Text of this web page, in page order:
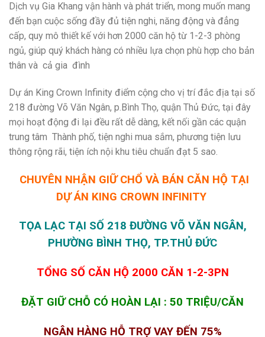
Dịch vụ Gia Khang vận hành và phát triển, mong muốn mang
đến bạn cuộc sống đầy đủ tiện nghi, năng động và đẳng
cấp, quy mô thiết kế với hơn 2000 căn hộ từ 1-2-3 phòng
ngủ, giúp quý khách hàng có nhiều lựa chọn phù hợp cho bản
thân và cả gia đình
Dự án King Crown Infinity điểm cộng cho vị trí đắc địa tại số
218 đường Võ Văn Ngân, p.Bình Thọ, quận Thủ Đức, tại đây
mọi hoạt động đi lại đều rất dễ dàng, kết nối gần các quận
trung tâm Thành phố, tiện nghi mua sắm, phương tiện lưu
thông rộng rãi, tiện ích nội khu tiêu chuẩn đạt 5 sao.
CHUYÊN NHẬN GIỮ CHỔ VÀ BÁN CĂN HỘ TẠI
DỰ ÁN KING CROWN INFINITY
TỌA LẠC TẠI SỐ 218 ĐƯỜNG VÕ VĂN NGÂN,
PHƯỜNG BÌNH THỌ, TP.THỦ ĐỨC
TỔNG SỐ CĂN HỘ 2000 CĂN 1-2-3PN
ĐẶT GIỮ CHỖ CÓ HOÀN LẠI : 50 TRIỆU/CĂN
NGÂN HÀNG HỖ TRỢ VAY ĐẾN 75%